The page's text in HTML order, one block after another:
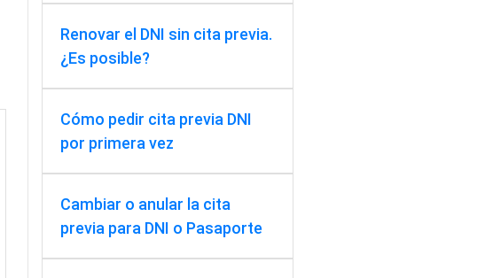
Renovar el DNI sin cita previa.
¿Es posible?
Cómo pedir cita previa DNI
por primera vez
Cambiar o anular la cita
previa para DNI o Pasaporte